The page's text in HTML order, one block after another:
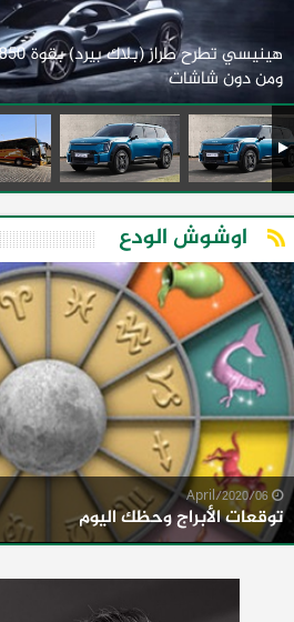
ومن دون شاشات
اوشوش الودع
توقعات الأبراج وحظك اليوم